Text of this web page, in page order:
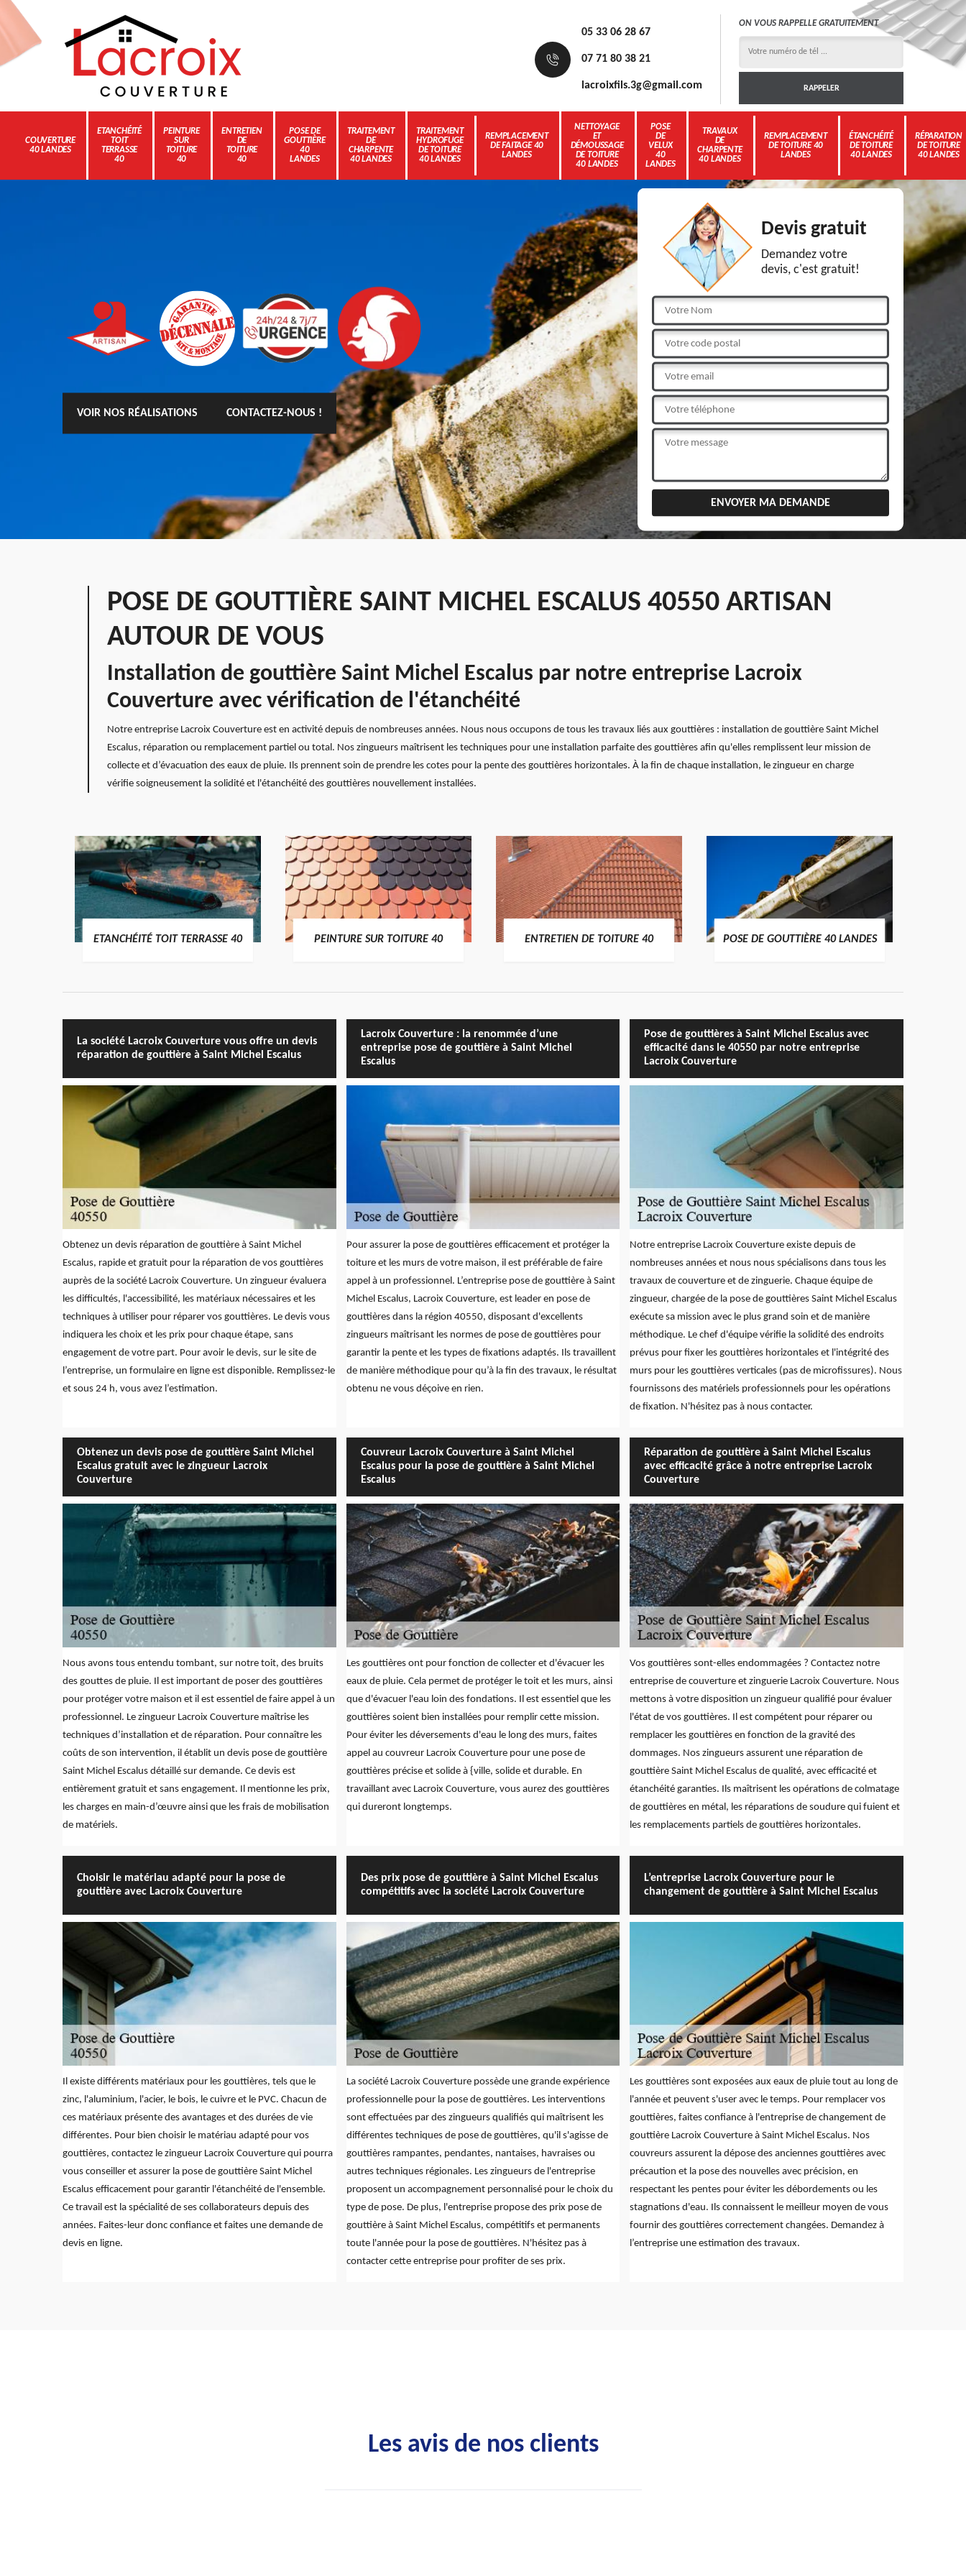
05 33 06 28 67
07 71 80 38 21
lacroixfils.3g@gmail.com
ON VOUS RAPPELLE GRATUITEMENT
COUVERTURE
40 LANDES
ETANCHÉITÉ
TOIT
TERRASSE
40
PEINTURE
SUR
TOITURE
40
ENTRETIEN
DE
TOITURE
40
POSE DE
GOUTTIÈRE
40
LANDES
TRAITEMENT
DE
CHARPENTE
40 LANDES
TRAITEMENT
HYDROFUGE
DE TOITURE
40 LANDES
REMPLACEMENT
DE FAITAGE 40
LANDES
NETTOYAGE
ET
DÉMOUSSAGE
DE TOITURE
40 LANDES
POSE
DE
VELUX
40
LANDES
TRAVAUX
DE
CHARPENTE
40 LANDES
REMPLACEMENT
DE TOITURE 40
LANDES
ÉTANCHÉITÉ
DE TOITURE
40 LANDES
RÉPARATION
DE TOITURE
40 LANDES
VOIR NOS RÉALISATIONS CONTACTEZ-NOUS !
Devis gratuit
Demandez votre
devis, c'est gratuit!
POSE DE GOUTTIÈRE SAINT MICHEL ESCALUS 40550 ARTISAN
AUTOUR DE VOUS
Installation de gouttière Saint Michel Escalus par notre entreprise Lacroix
Couverture avec vérification de l'étanchéité
Notre entreprise Lacroix Couverture est en activité depuis de nombreuses années. Nous nous occupons de tous les travaux liés aux gouttières : installation de gouttière Saint Michel
Escalus, réparation ou remplacement partiel ou total. Nos zingueurs maîtrisent les techniques pour une installation parfaite des gouttières afin qu'elles remplissent leur mission de
collecte et d’évacuation des eaux de pluie. Ils prennent soin de prendre les cotes pour la pente des gouttières horizontales. À la fin de chaque installation, le zingueur en charge
vérifie soigneusement la solidité et l'étanchéité des gouttières nouvellement installées.
ETANCHÉITÉ TOIT TERRASSE 40 PEINTURE SUR TOITURE 40 ENTRETIEN DE TOITURE 40 POSE DE GOUTTIÈRE 40 LANDES
La société Lacroix Couverture vous offre un devis
réparation de gouttière à Saint Michel Escalus
Obtenez un devis réparation de gouttière à Saint Michel
Escalus, rapide et gratuit pour la réparation de vos gouttières
auprès de la société Lacroix Couverture. Un zingueur évaluera
les difficultés, l'accessibilité, les matériaux nécessaires et les
techniques à utiliser pour réparer vos gouttières. Le devis vous
indiquera les choix et les prix pour chaque étape, sans
engagement de votre part. Pour avoir le devis, sur le site de
l’entreprise, un formulaire en ligne est disponible. Remplissez-le
et sous 24 h, vous avez l’estimation.
Lacroix Couverture : la renommée d’une
entreprise pose de gouttière à Saint Michel
Escalus
Pour assurer la pose de gouttières efficacement et protéger la
toiture et les murs de votre maison, il est préférable de faire
appel à un professionnel. L’entreprise pose de gouttière à Saint
Michel Escalus, Lacroix Couverture, est leader en pose de
gouttières dans la région 40550, disposant d'excellents
zingueurs maîtrisant les normes de pose de gouttières pour
garantir la pente et les types de fixations adaptés. Ils travaillent
de manière méthodique pour qu’à la fin des travaux, le résultat
obtenu ne vous déçoive en rien.
Pose de gouttières à Saint Michel Escalus avec
efficacité dans le 40550 par notre entreprise
Lacroix Couverture
Notre entreprise Lacroix Couverture existe depuis de
nombreuses années et nous nous spécialisons dans tous les
travaux de couverture et de zinguerie. Chaque équipe de
zingueur, chargée de la pose de gouttières Saint Michel Escalus
exécute sa mission avec le plus grand soin et de manière
méthodique. Le chef d'équipe vérifie la solidité des endroits
prévus pour fixer les gouttières horizontales et l'intégrité des
murs pour les gouttières verticales (pas de microfissures). Nous
fournissons des matériels professionnels pour les opérations
de fixation. N'hésitez pas à nous contacter.
Obtenez un devis pose de gouttière Saint Michel
Escalus gratuit avec le zingueur Lacroix
Couverture
Nous avons tous entendu tombant, sur notre toit, des bruits
des gouttes de pluie. Il est important de poser des gouttières
pour protéger votre maison et il est essentiel de faire appel à un
professionnel. Le zingueur Lacroix Couverture maîtrise les
techniques d’installation et de réparation. Pour connaître les
coûts de son intervention, il établit un devis pose de gouttière
Saint Michel Escalus détaillé sur demande. Ce devis est
entièrement gratuit et sans engagement. Il mentionne les prix,
les charges en main-d’œuvre ainsi que les frais de mobilisation
de matériels.
Couvreur Lacroix Couverture à Saint Michel
Escalus pour la pose de gouttière à Saint Michel
Escalus
Les gouttières ont pour fonction de collecter et d'évacuer les
eaux de pluie. Cela permet de protéger le toit et les murs, ainsi
que d'évacuer l'eau loin des fondations. Il est essentiel que les
gouttières soient bien installées pour remplir cette mission.
Pour éviter les déversements d'eau le long des murs, faites
appel au couvreur Lacroix Couverture pour une pose de
gouttières précise et solide à {ville, solide et durable. En
travaillant avec Lacroix Couverture, vous aurez des gouttières
qui dureront longtemps.
Réparation de gouttière à Saint Michel Escalus
avec efficacité grâce à notre entreprise Lacroix
Couverture
Vos gouttières sont-elles endommagées ? Contactez notre
entreprise de couverture et zinguerie Lacroix Couverture. Nous
mettons à votre disposition un zingueur qualifié pour évaluer
l'état de vos gouttières. Il est compétent pour réparer ou
remplacer les gouttières en fonction de la gravité des
dommages. Nos zingueurs assurent une réparation de
gouttière Saint Michel Escalus de qualité, avec efficacité et
étanchéité garanties. Ils maîtrisent les opérations de colmatage
de gouttières en métal, les réparations de soudure qui fuient et
les remplacements partiels de gouttières horizontales.
Choisir le matériau adapté pour la pose de
gouttière avec Lacroix Couverture
Il existe différents matériaux pour les gouttières, tels que le
zinc, l'aluminium, l'acier, le bois, le cuivre et le PVC. Chacun de
ces matériaux présente des avantages et des durées de vie
différentes. Pour bien choisir le matériau adapté pour vos
gouttières, contactez le zingueur Lacroix Couverture qui pourra
vous conseiller et assurer la pose de gouttière Saint Michel
Escalus efficacement pour garantir l'étanchéité de l'ensemble.
Ce travail est la spécialité de ses collaborateurs depuis des
années. Faites-leur donc confiance et faites une demande de
devis en ligne.
Des prix pose de gouttière à Saint Michel Escalus
compétitifs avec la société Lacroix Couverture
La société Lacroix Couverture possède une grande expérience
professionnelle pour la pose de gouttières. Les interventions
sont effectuées par des zingueurs qualifiés qui maîtrisent les
différentes techniques de pose de gouttières, qu'il s'agisse de
gouttières rampantes, pendantes, nantaises, havraises ou
autres techniques régionales. Les zingueurs de l'entreprise
proposent un accompagnement personnalisé pour le choix du
type de pose. De plus, l'entreprise propose des prix pose de
gouttière à Saint Michel Escalus, compétitifs et permanents
toute l'année pour la pose de gouttières. N'hésitez pas à
contacter cette entreprise pour profiter de ses prix.
L’entreprise Lacroix Couverture pour le
changement de gouttière à Saint Michel Escalus
Les gouttières sont exposées aux eaux de pluie tout au long de
l'année et peuvent s'user avec le temps. Pour remplacer vos
gouttières, faites confiance à l'entreprise de changement de
gouttière Lacroix Couverture à Saint Michel Escalus. Nos
couvreurs assurent la dépose des anciennes gouttières avec
précaution et la pose des nouvelles avec précision, en
respectant les pentes pour éviter les débordements ou les
stagnations d'eau. Ils connaissent le meilleur moyen de vous
fournir des gouttières correctement changées. Demandez à
l’entreprise une estimation des travaux.
Les avis de nos clients